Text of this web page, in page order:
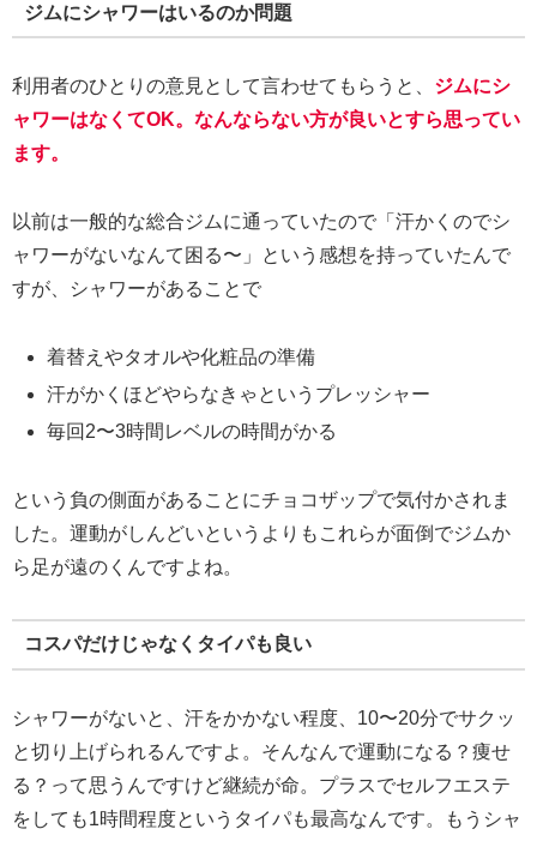
ジムにシャワーはいるのか問題
利用者のひとりの意見として言わせてもらうと、 ジムにシ
ャワーはなくてOK。なんならない方が良いとすら思ってい
ます。
以前は一般的な総合ジムに通っていたので「汗かくのでシ
ャワーがないなんて困る〜」という感想を持っていたんで
すが、シャワーがあることで
着替えやタオルや化粧品の準備
汗がかくほどやらなきゃというプレッシャー
毎回2〜3時間レベルの時間がかる
という負の側面があることにチョコザップで気付かされま
した。運動がしんどいというよりもこれらが面倒でジムか
ら足が遠のくんですよね。
コスパだけじゃなくタイパも良い
シャワーがないと、汗をかかない程度、10〜20分でサクッ
と切り上げられるんですよ。そんなんで運動になる？痩せ
る？って思うんですけど継続が命。プラスでセルフエステ
をしても1時間程度というタイパも最高なんです。もうシャ